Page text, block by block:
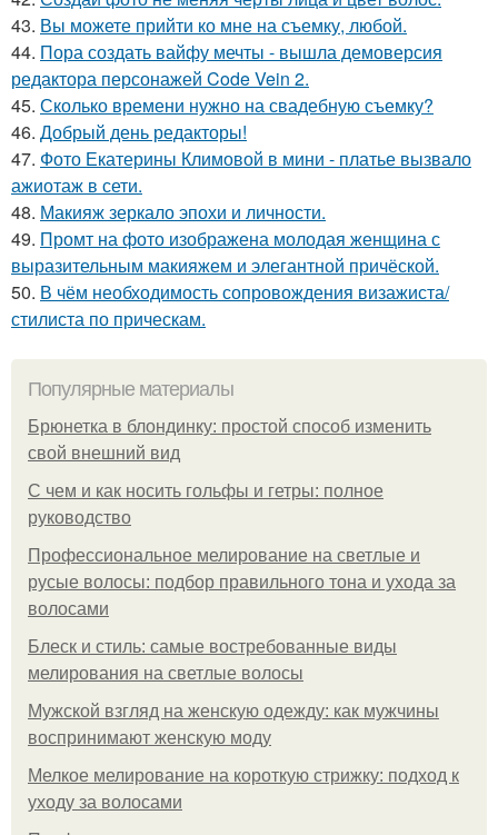
43. Вы можете прийти ко мне на съемку, любой.
44. Пора создать вайфу мечты - вышла демоверсия
редактора персонажей Code Vein 2.
45. Сколько времени нужно на свадебную съемку?
46. Добрый день редакторы!
47. Фото Екатерины Климовой в мини - платье вызвало
ажиотаж в сети.
48. Макияж зеркало эпохи и личности.
49. Промт на фото изображена молодая женщина с
выразительным макияжем и элегантной причёской.
50. В чём необходимость сопровождения визажиста/
стилиста по прическам.
Популярные материалы
Брюнетка в блондинку: простой способ изменить
свой внешний вид
С чем и как носить гольфы и гетры: полное
руководство
Профессиональное мелирование на светлые и
русые волосы: подбор правильного тона и ухода за
волосами
Блеск и стиль: самые востребованные виды
мелирования на светлые волосы
Мужской взгляд на женскую одежду: как мужчины
воспринимают женскую моду
Мелкое мелирование на короткую стрижку: подход к
уходу за волосами